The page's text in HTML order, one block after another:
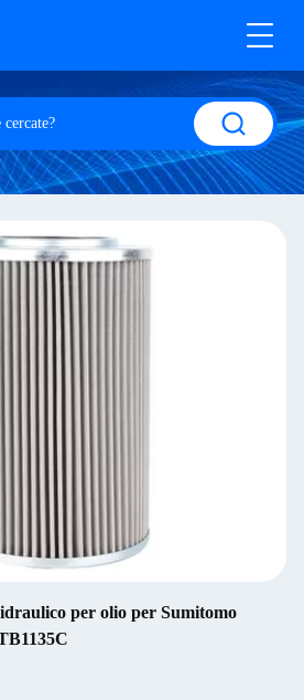
per olio per Sumitomo